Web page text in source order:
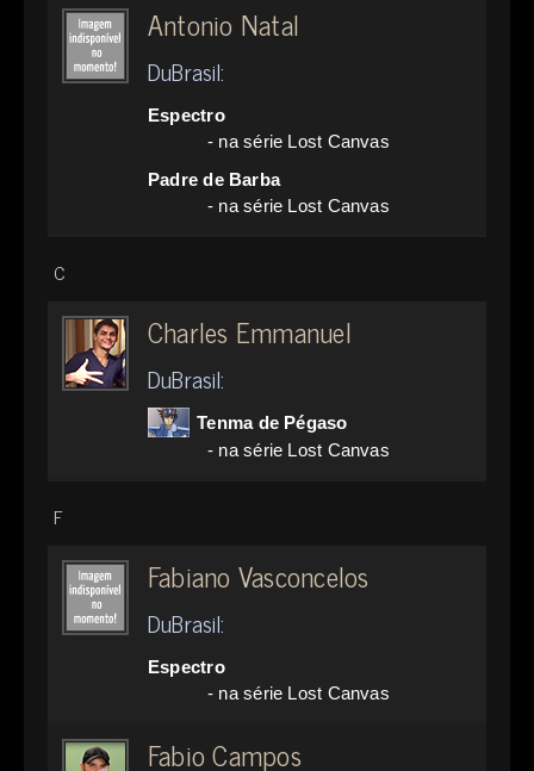
Antonio Natal
DuBrasil:
Espectro
- na série Lost Canvas
Padre de Barba
- na série Lost Canvas
C
Charles Emmanuel
DuBrasil:
Tenma de Pégaso
- na série Lost Canvas
F
Fabiano Vasconcelos
DuBrasil:
Espectro
- na série Lost Canvas
Fabio Campos